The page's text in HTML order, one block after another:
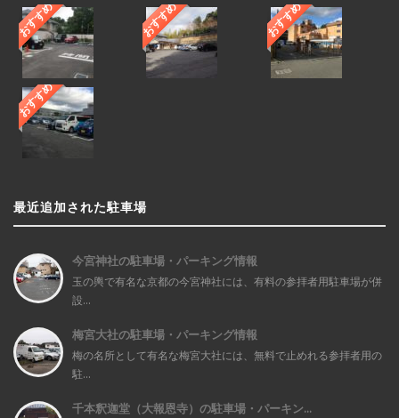
おすすめ おすすめ
おすすめ
おすすめ
最近追加された駐車場
今宮神社の駐車場・パーキング情報
玉の輿で有名な京都の今宮神社には、有料の参拝者用駐車場が併
設...
梅宮大社の駐車場・パーキング情報
梅の名所として有名な梅宮大社には、無料で止めれる参拝者用の
駐...
千本釈迦堂（大報恩寺）の駐車場・パーキン...